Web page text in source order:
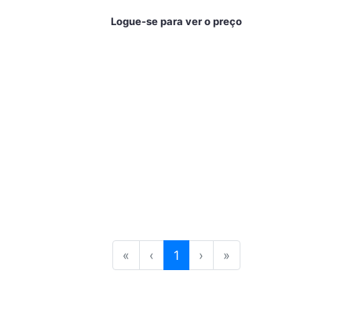
Logue-se para ver o preço
« ‹ 1 › »